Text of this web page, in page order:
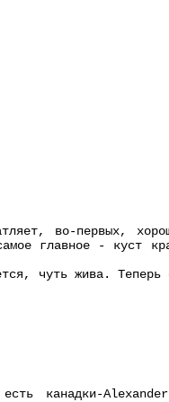
во-первых,
главное - куст
чуть жива. Теперь
канадки-